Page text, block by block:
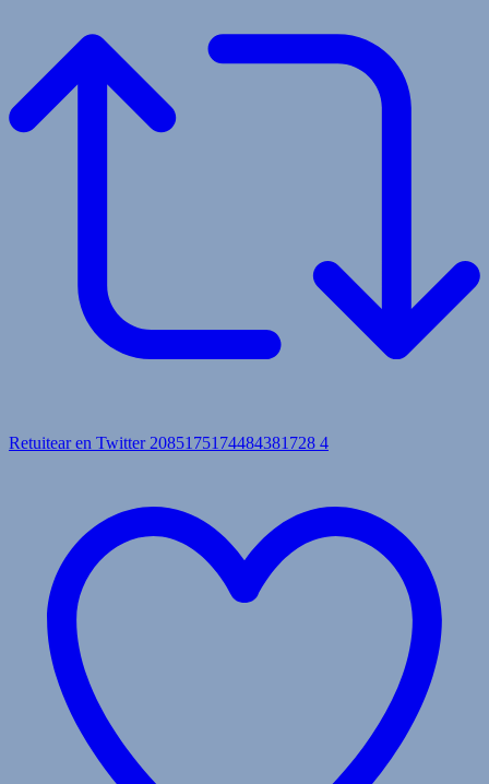
Retuitear en Twitter 2085175174484381728 4